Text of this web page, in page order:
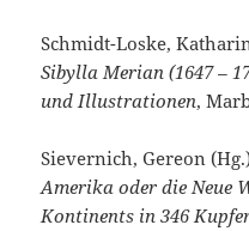
Schmidt-Loske,
Sibylla Merian (1647 –
und Illustrationen,
Sievernich, Gereon
Amerika oder die Neue
Kontinents in 346